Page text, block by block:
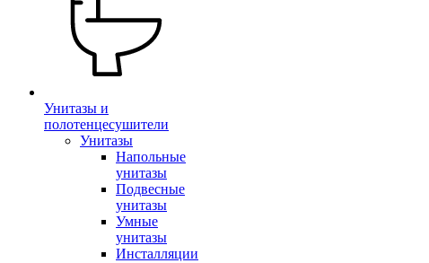
Унитазы и
полотенцесушители
Унитазы
Напольные
унитазы
Подвесные
унитазы
Умные
унитазы
Инсталляции